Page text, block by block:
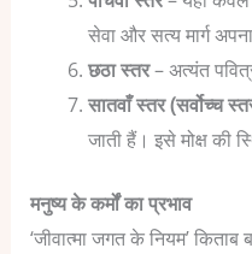
सेवा और सत्य मार्ग
छठा स्तर– अत्यंत
सातवाँ स्तर (सर्वोच्च
जाती हैं। इसे मोक्ष की
मनुष्य के कर्मों का प्रभाव
‘जीवात्मा जगत के नियम’